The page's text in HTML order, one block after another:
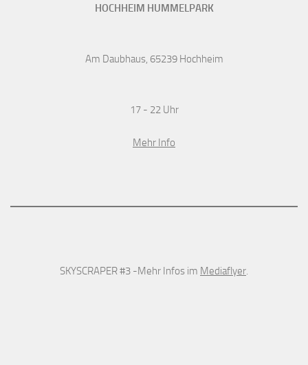
HOCHHEIM HUMMELPARK
Am Daubhaus, 65239 Hochheim
17 - 22 Uhr
Mehr Info
SKYSCRAPER #3 -Mehr Infos im Mediaflyer.